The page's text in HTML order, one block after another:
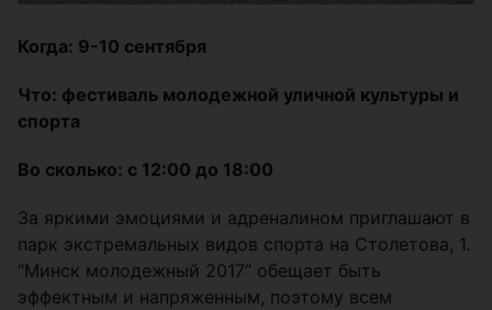
Когда: 9-10 сентября
Что: фестиваль молодежной уличной культуры и
спорта
Во сколько: с 12:00 до 18:00
За яркими эмоциями и адреналином приглашают в
парк экстремальных видов спорта на Столетова, 1.
“Минск молодежный 2017” обещает быть
эффектным и напряженным, поэтому всем